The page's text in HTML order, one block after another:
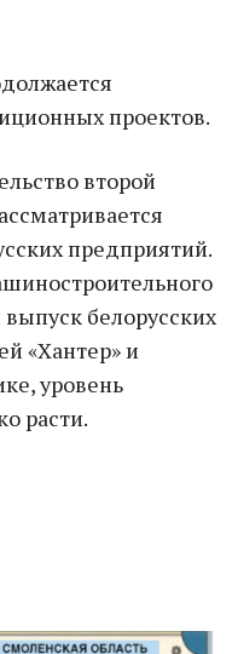
проектов.
второй
предприятий.
белорусских
«Хантер» и
уровень
расти.